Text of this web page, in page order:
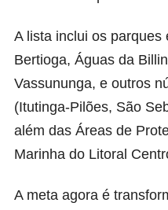
A lista inclui os
Bertioga, Águas da
Vassununga, e outros
(Itutinga-Pilões, São
além das Áreas de
Marinha do Litoral
A meta agora é